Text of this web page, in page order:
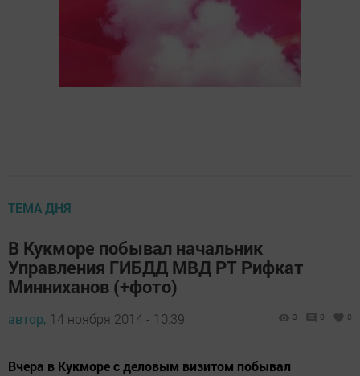
ТЕМА ДНЯ
В Кукморе побывал начальник
Управления ГИБДД МВД РТ Рифкат
Минниханов (+фото)
автор, 14 ноября 2014 - 10:39 3 0 0
Вчера в Кукморе с деловым визитом побывал